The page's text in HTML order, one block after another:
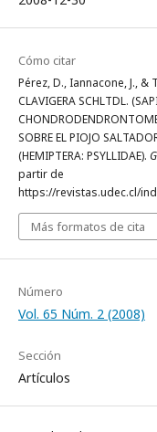
Cómo citar
Pérez, D., Iannacone, J., &
CLAVIGERA SCHLTDL.
SOBRE EL PIOJO
(HEMIPTERA: PSYLLIDAE).
partir de
https://revistas.udec.cl/
Más formatos de cita
Número
Vol. 65 Núm. 2 (2008)
Sección
Artículos